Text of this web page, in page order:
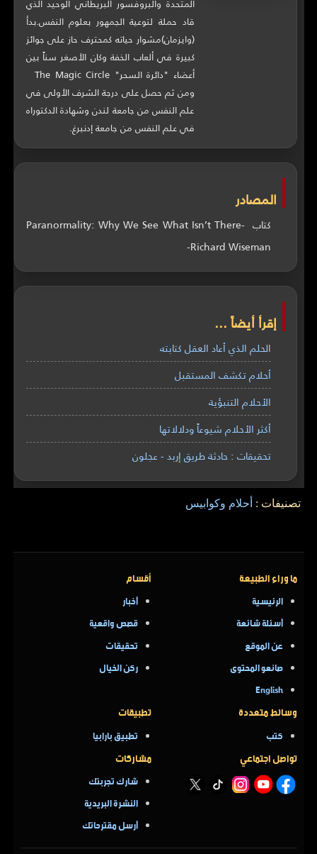
قاد حملة لتوعية الجمهور بعلوم النفس.بدأ
(وايزمان)مشوار حياته كمحترف حاز على جوائز
كبيرة في ألعاب الخفة وكان الأصغر سناً بين
أعضاء "دائرة السحر" The Magic Circle
ومن ثم حصل على درجة الشرف الأولى في
علم النفس من جامعة لندن وشهادة الدكتوراه
في علم النفس من جامعة إدنبرغ.
المصادر
كتاب Paranormality: Why We See What Isn’t There-
Richard Wiseman-
إقرأ أيضاً ...
الحلم الذي أعاد العقل كتابته
أحلام تكشف المستقبل
الأحلام التنبؤية
أكثر الأحلام شيوعاً ودلالاتها
تحقيقات : حادثة طريق إربد - عجلون
تصنيفات : أحلام وكوابيس
ما وراء الطبيعة
الرئيسية
أسئلة شائعة
عن الموقع
صانعو المحتوى
English
أقسام
أخبار
قصص واقعية
تحقيقات
ركن الخيال
وسائط متعددة
كتب
تطبيقات
تطبيق بارابيا
تواصل اجتماعي مشاركات
شارك تجربتك
النشرة البريدية
أرسل مقترحاتك